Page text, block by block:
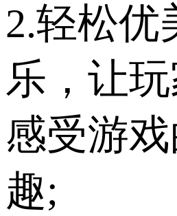
2.轻松优
乐，让
感受游
趣;